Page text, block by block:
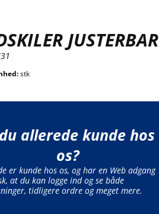
JUSTERBAR
stk
allerede kunde hos
os?
er kunde hos os, og har en Web adgang
at du kan logge ind og se både
tidligere ordre og meget mere.